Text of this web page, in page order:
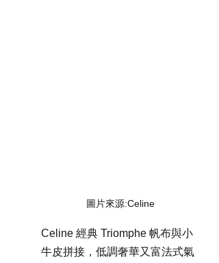
圖片來源:Celine
Celine 經典 Triomphe 帆布與小
牛皮拼接，低調奢華又富法式氣